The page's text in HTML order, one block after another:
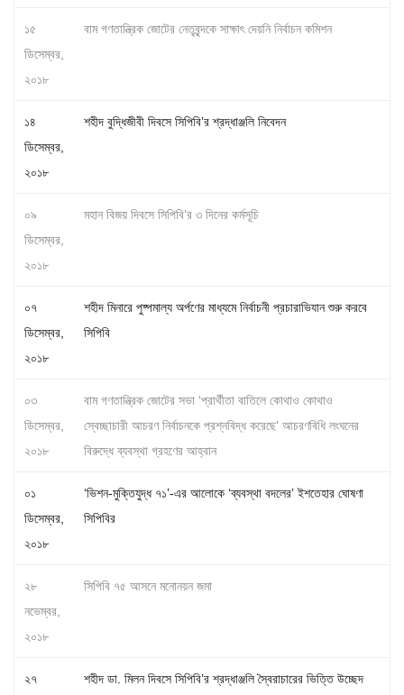
১৫
ডিসেম্বর,
২০১৮
বাম গণতান্ত্রিক জোটের নেতৃবৃন্দকে সাক্ষাৎ দেয়নি নির্বাচন কমিশন
১৪
ডিসেম্বর,
২০১৮
শহীদ বুদ্ধিজীবী দিবসে সিপিবি’র শ্রদ্ধাঞ্জলি নিবেদন
০৯
ডিসেম্বর,
২০১৮
মহান বিজয় দিবসে সিপিবি’র ৩ দিনের কর্মসূচি
০৭
ডিসেম্বর,
২০১৮
শহীদ মিনারে পুষ্পমাল্য অর্পণের মাধ্যমে নির্বাচনী প্রচারাভিযান শুরু করবে
সিপিবি
০৩
ডিসেম্বর,
২০১৮
বাম গণতান্ত্রিক জোটের সভা ‘প্রার্থীতা বাতিলে কোথাও কোথাও
স্বেচ্ছাচারী আচরণ নির্বাচনকে প্রশ্নবিদ্ধ করেছে’ আচরণবিধি লংঘনের
বিরুদ্ধে ব্যবস্থা গ্রহণের আহ্বান
০১
ডিসেম্বর,
২০১৮
‘ভিশন-মুক্তিযুদ্ধ ৭১’-এর আলোকে ‘ব্যবস্থা বদলের’ ইশতেহার ঘোষণা
সিপিবির
২৮
নভেম্বর,
২০১৮
সিপিবি ৭৫ আসনে মনোনয়ন জমা
২৭
শহীদ ডা. মিলন দিবসে সিপিবি’র শ্রদ্ধাঞ্জলি স্বৈরাচারের ভিত্তি উচ্ছেদ